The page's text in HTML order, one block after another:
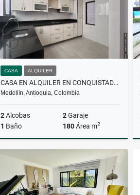
CASA ALQUILER
CASA EN ALQUILER EN CONQUISTADORES
Medellín, Antioquia, Colombia
2Alcobas 2Garaje
1 Baño 180Área m2
$4.600.000